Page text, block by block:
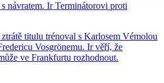
návratem. Ir Terminátorovi proti
titulu trénoval s Karlosem Vémolou
Vosgrönemu. Ir věří, že
ve Frankfurtu rozhodnout.